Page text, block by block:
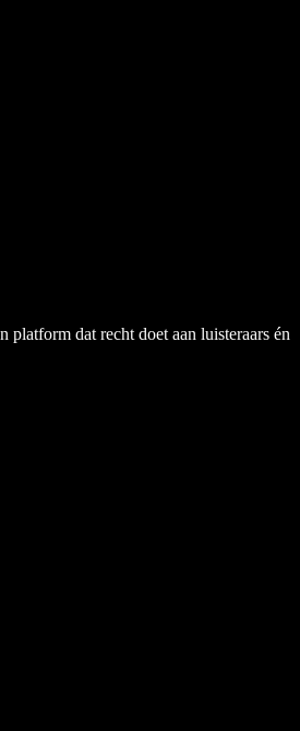
dat recht doet aan luisteraars én